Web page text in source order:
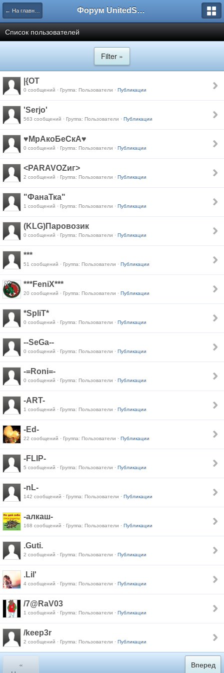
← На главную Форум UnitedSouth
Список пользователей
Filter »
|{OT
0 сообщений · Группа: Пользователи · Публикации
'Serjo'
563 сообщений · Группа: Пользователи · Публикации
♥МрАкоБеСкА♥
0 сообщений · Группа: Пользователи · Публикации
<PARAVOZиг>
2 сообщений · Группа: Пользователи · Публикации
"ФанаТка"
1 сообщений · Группа: Пользователи · Публикации
(KLG)Паровозик
0 сообщений · Группа: Пользователи · Публикации
***
51 сообщений · Группа: Пользователи · Публикации
***FeniX***
20 сообщений · Группа: Пользователи · Публикации
*SpliT*
0 сообщений · Группа: Пользователи · Публикации
--SeGa--
0 сообщений · Группа: Пользователи · Публикации
-=Roni=-
0 сообщений · Группа: Пользователи · Публикации
-ART-
1 сообщений · Группа: Пользователи · Публикации
-Ed-
22 сообщений · Группа: Пользователи · Публикации
-FLIP-
5 сообщений · Группа: Пользователи · Публикации
-nL-
142 сообщений · Группа: Пользователи · Публикации
-алкаш-
168 сообщений · Группа: Пользователи · Публикации
.Guti.
2 сообщений · Группа: Пользователи · Публикации
.Lil'
4 сообщений · Группа: Пользователи · Публикации
/7@RaV03
1 сообщений · Группа: Пользователи · Публикации
/keep3r
2 сообщений · Группа: Пользователи · Публикации
«
Вперед